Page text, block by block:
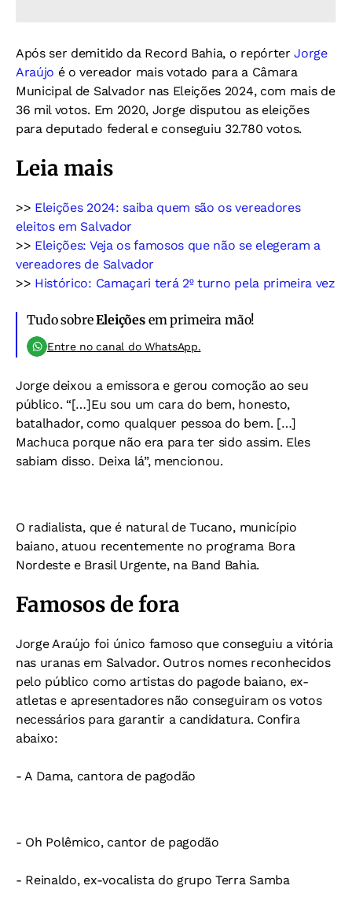
Após ser demitido da Record Bahia, o repórter Jorge
Araújo é o vereador mais votado para a Câmara
Municipal de Salvador nas Eleições 2024, com mais de
36 mil votos. Em 2020, Jorge disputou as eleições
para deputado federal e conseguiu 32.780 votos.
Leia mais
>> Eleições 2024: saiba quem são os vereadores
eleitos em Salvador
>> Eleições: Veja os famosos que não se elegeram a
vereadores de Salvador
>> Histórico: Camaçari terá 2º turno pela primeira vez
Tudo sobreEleiçõesem primeira mão!
Entre no canal do WhatsApp.
Jorge deixou a emissora e gerou comoção ao seu
público. “[…]Eu sou um cara do bem, honesto,
batalhador, como qualquer pessoa do bem. […]
Machuca porque não era para ter sido assim. Eles
sabiam disso. Deixa lá”, mencionou.
O radialista, que é natural de Tucano, município
baiano, atuou recentemente no programa Bora
Nordeste e Brasil Urgente, na Band Bahia.
Famosos de fora
Jorge Araújo foi único famoso que conseguiu a vitória
nas uranas em Salvador. Outros nomes reconhecidos
pelo público como artistas do pagode baiano, ex-
atletas e apresentadores não conseguiram os votos
necessários para garantir a candidatura. Confira
abaixo:
- A Dama, cantora de pagodão
- Oh Polêmico, cantor de pagodão
- Reinaldo, ex-vocalista do grupo Terra Samba